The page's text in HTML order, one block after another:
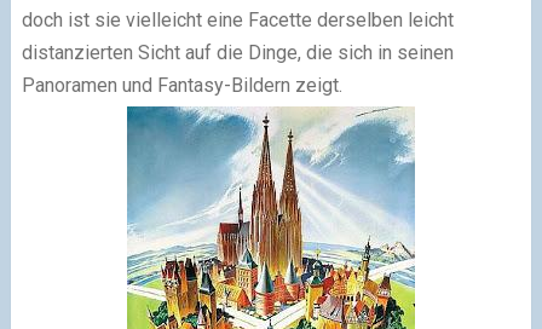
doch ist sie vielleicht eine Facette derselben leicht
distanzierten Sicht auf die Dinge, die sich in seinen
Panoramen und Fantasy-Bildern zeigt.